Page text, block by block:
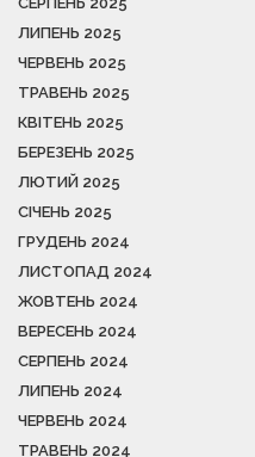
ЛИПЕНЬ 2025
ЧЕРВЕНЬ 2025
ТРАВЕНЬ 2025
КВІТЕНЬ 2025
БЕРЕЗЕНЬ 2025
ЛЮТИЙ 2025
СІЧЕНЬ 2025
ГРУДЕНЬ 2024
ЛИСТОПАД 2024
ЖОВТЕНЬ 2024
ВЕРЕСЕНЬ 2024
СЕРПЕНЬ 2024
ЛИПЕНЬ 2024
ЧЕРВЕНЬ 2024
ТРАВЕНЬ 2024